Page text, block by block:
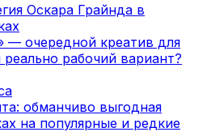
Оскара Грайнда в
— очередной креатив для
реально рабочий вариант?
обманчиво выгодная
на популярные и редкие